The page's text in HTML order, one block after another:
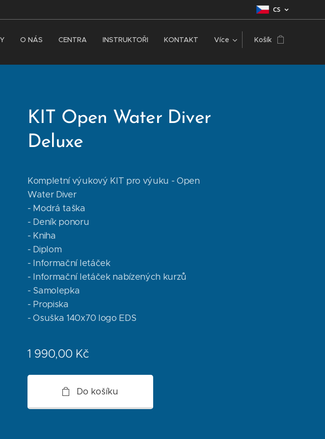
CS
O NÁS CENTRA INSTRUKTOŘI KONTAKT Více Košík
KIT Open Water Diver
Deluxe
Kompletní výukový KIT pro výuku - Open
Water Diver
- Modrá taška
- Deník ponoru
- Kniha
- Diplom
- Informační letáček
- Informační letáček nabízených kurzů
- Samolepka
- Propiska
- Osuška 140x70 logo EDS
1 990,00 Kč
Do košíku